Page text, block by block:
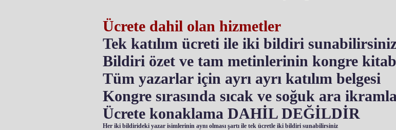
Ücrete dahil olan hizmetler
Tek katılım ücreti ile iki bildiri
Bildiri özet ve tam metinlerinin kongre
Tüm yazarlar için ayrı ayrı katılım belgesi
Kongre sırasında sıcak ve soğuk ara
Ücrete konaklama DAHİL DEĞİLDİR
Her iki bildirideki yazar isimlerinin aynı olması şartı ile tek ücretle iki bildiri sunabilirsiniz